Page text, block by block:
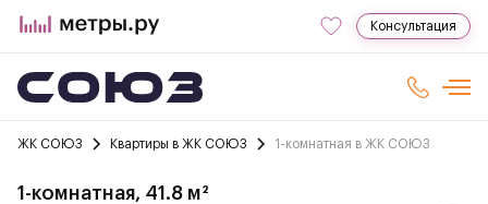
Консультация
ЖК СОЮЗ Квартиры в ЖК СОЮЗ 1-комнатная в ЖК СОЮЗ
1-комнатная, 41.8 м²